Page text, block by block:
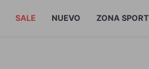
SALE NUEVO ZONA SPORT